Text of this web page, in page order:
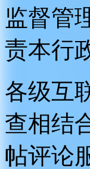
监督管
责本行
各级互
查相结
帖评论